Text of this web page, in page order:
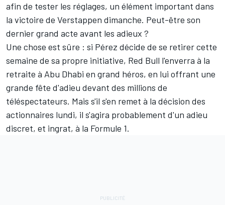
afin de tester les réglages, un élément important dans
la victoire de Verstappen dimanche. Peut-être son
dernier grand acte avant les adieux ?
Une chose est sûre : si Pérez décide de se retirer cette
semaine de sa propre initiative, Red Bull l'enverra à la
retraite à Abu Dhabi en grand héros, en lui offrant une
grande fête d'adieu devant des millions de
téléspectateurs. Mais s'il s'en remet à la décision des
actionnaires lundi, il s'agira probablement d'un adieu
discret, et ingrat, à la Formule 1.